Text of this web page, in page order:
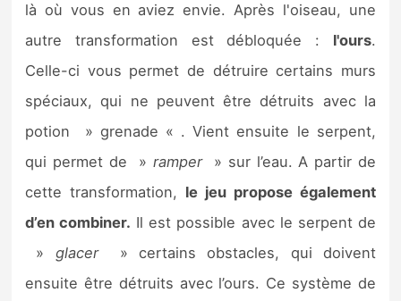
là où vous en aviez envie. Après l'oiseau, une
autre transformation est débloquée : l'ours.
Celle-ci vous permet de détruire certains murs
spéciaux, qui ne peuvent être détruits avec la
potion » grenade « . Vient ensuite le serpent,
qui permet de » ramper» sur l’eau. A partir de
cette transformation, le jeu propose également
d’en combiner. Il est possible avec le serpent de
» glacer» certains obstacles, qui doivent
ensuite être détruits avec l’ours. Ce système de